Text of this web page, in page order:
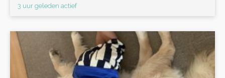
3 uur geleden actief